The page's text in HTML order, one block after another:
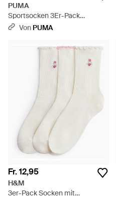
PUMA
Sportsocken 3Er-Pack
Kleidung - Grün
Von PUMA
Fr. 12,95
H&M
3er-Pack Socken mit